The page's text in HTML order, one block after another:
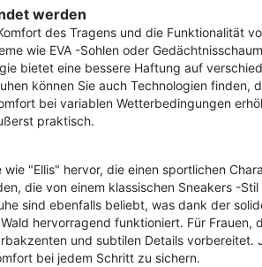
werden
des Tragens und die Funktionalität
wie EVA -Sohlen oder
bietet eine bessere Haftung auf
können Sie auch Technologien finden,
bei variablen Wetterbedingungen
praktisch.
"Ellis" hervor, die einen sportlichen
die von einem klassischen Sneakers -
sind ebenfalls beliebt, was dank der
hervorragend funktioniert. Für Frauen,
und subtilen Details vorbereitet.
bei jedem Schritt zu sichern.